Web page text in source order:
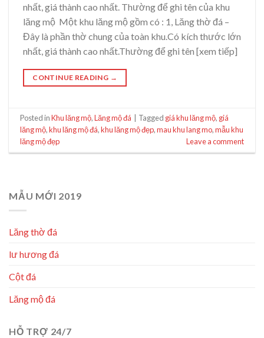
nhất, giá thành cao nhất. Thường để ghi tên của khu
lăng mộ Một khu lăng mộ gồm có : 1, Lăng thờ đá –
Đây là phần thờ chung của toàn khu.Có kích thước lớn
nhất, giá thành cao nhất.Thường để ghi tên [xem tiếp]
CONTINUE READING →
Posted inKhu lăng mộ,Lăng mộ đá Tagged giá khu lăng mộ, giá
lăng mộ,khu lăng mộ đá,khu lăng mộ đẹp,mau khu lang mo,mẫu khu
lăng mộ đẹp
Leave a comment
MẪU MỚI 2019
Lăng thờ đá
lư hương đá
Cột đá
Lăng mộ đá
HỖ TRỢ 24/7